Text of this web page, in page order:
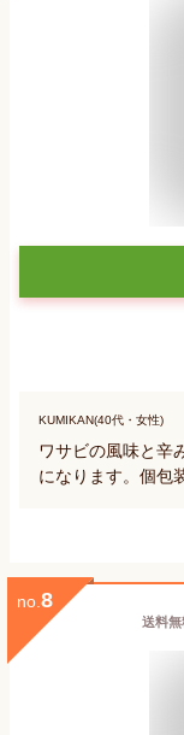
KUMIKAN(40代・女性)
ワサビの風味と辛
になります。個包
no. 8
送料無